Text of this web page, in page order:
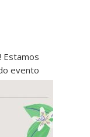
Estamos
evento